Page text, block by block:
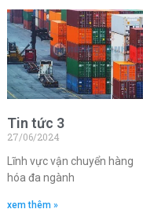
Tin tức 3
27/06/2024
Lĩnh vực vận chuyển hàng
hóa đa ngành
xem thêm »